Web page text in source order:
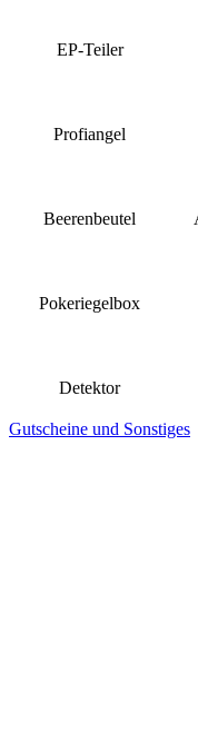
EP-Teiler
Profiangel
Beerenbeutel
Pokeriegelbox
Detektor
Gutscheine und Sonstiges